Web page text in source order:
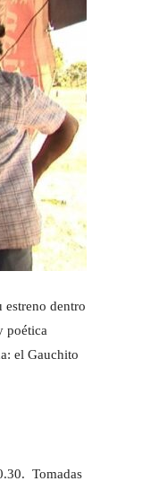
estreno dentro
poética
el Gauchito
Tomadas